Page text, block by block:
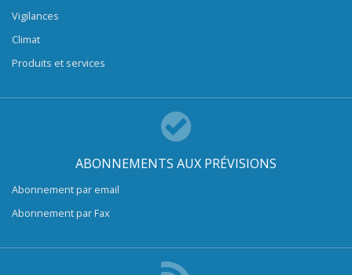
Vigilances
Climat
Produits et services
ABONNEMENTS AUX PRÉVISIONS
Abonnement par email
Abonnement par Fax